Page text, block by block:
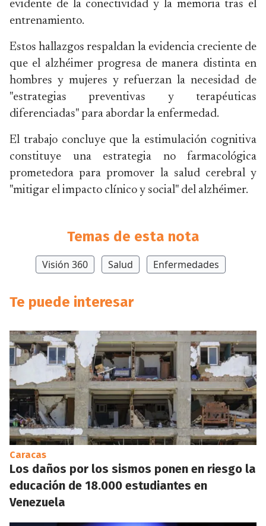
evidente de la conectividad y la memoria tras el
entrenamiento.
Estos hallazgos respaldan la evidencia creciente de
que el alzhéimer progresa de manera distinta en
hombres y mujeres y refuerzan la necesidad de
"estrategias preventivas y terapéuticas
diferenciadas" para abordar la enfermedad.
El trabajo concluye que la estimulación cognitiva
constituye una estrategia no farmacológica
prometedora para promover la salud cerebral y
"mitigar el impacto clínico y social" del alzhéimer.
Temas de esta nota
Visión 360 Salud Enfermedades
Te puede interesar
Caracas
Los daños por los sismos ponen en riesgo la
educación de 18.000 estudiantes en
Venezuela